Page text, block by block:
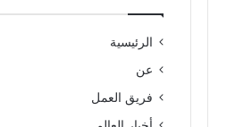
الرئيسية
عن
فريق العمل